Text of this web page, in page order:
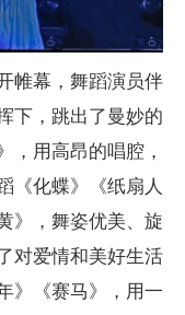
幕，舞蹈演员伴
下，跳出了曼妙的
，用高昂的唱腔，
《化蝶》《纸扇人
》，舞姿优美、旋
对爱情和美好生活
》《赛马》，用一